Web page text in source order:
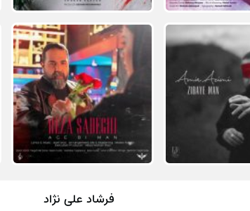
فرشاد علی نژاد